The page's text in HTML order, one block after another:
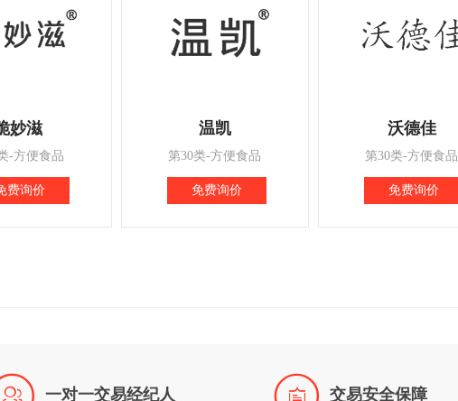
妙滋
-方便食品
费询价
温凯
第30类-方便食品
免费询价
沃德佳
第30类-方便食品
免费询价
一对一交易经纪人 交易安全保障